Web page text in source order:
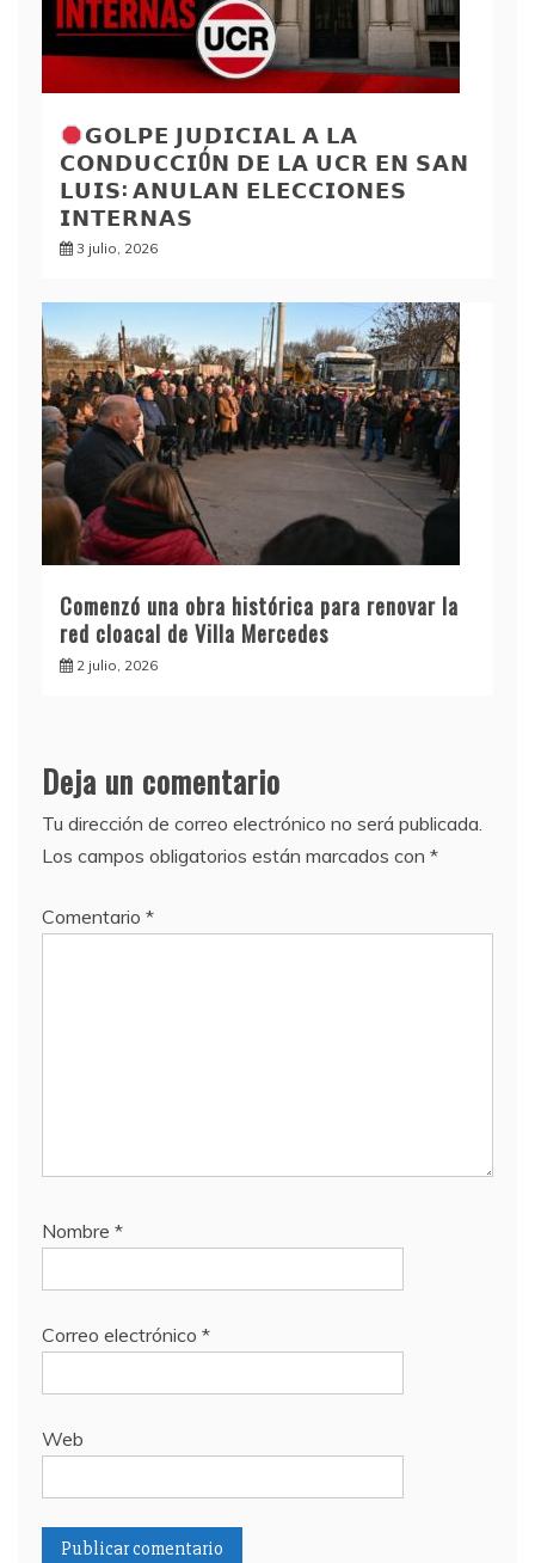
𝗚𝗢𝗟𝗣𝗘 𝗝𝗨𝗗𝗜𝗖𝗜𝗔𝗟 𝗔 𝗟𝗔
𝗖𝗢𝗡𝗗𝗨𝗖𝗖𝗜Ó𝗡 𝗗𝗘 𝗟𝗔 𝗨𝗖𝗥 𝗘𝗡 𝗦𝗔𝗡
𝗟𝗨𝗜𝗦: 𝗔𝗡𝗨𝗟𝗔𝗡 𝗘𝗟𝗘𝗖𝗖𝗜𝗢𝗡𝗘𝗦
𝗜𝗡𝗧𝗘𝗥𝗡𝗔𝗦
3 julio, 2026
Comenzó una obra histórica para renovar la
red cloacal de Villa Mercedes
2 julio, 2026
Deja un comentario
Tu dirección de correo electrónico no será publicada.
Los campos obligatorios están marcados con *
Comentario *
Nombre *
Correo electrónico *
Web